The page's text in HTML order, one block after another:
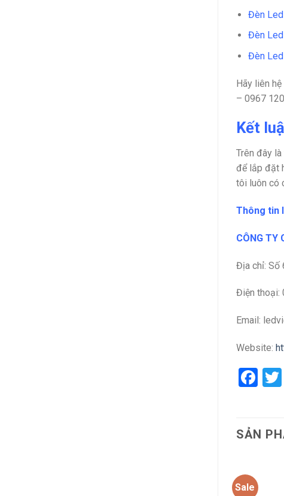
Đèn
Đèn Led
Đèn
Hãy liên hệ
– 0967
Kết
Trên đây
để lắp đặt
tôi luôn có
Thông tin
CÔNG TY
Địa chỉ: Số
Điện thoại:
Email:
Website:
SẢN
Sale